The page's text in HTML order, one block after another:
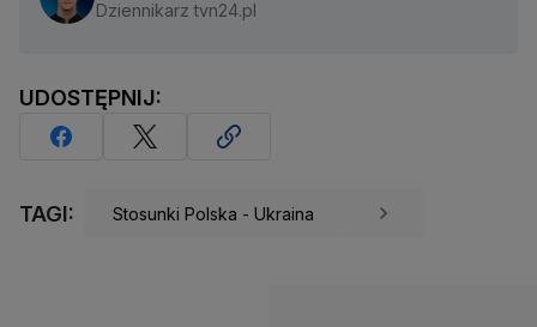
Dziennikarz tvn24.pl
UDOSTĘPNIJ:
TAGI: Stosunki Polska - Ukraina